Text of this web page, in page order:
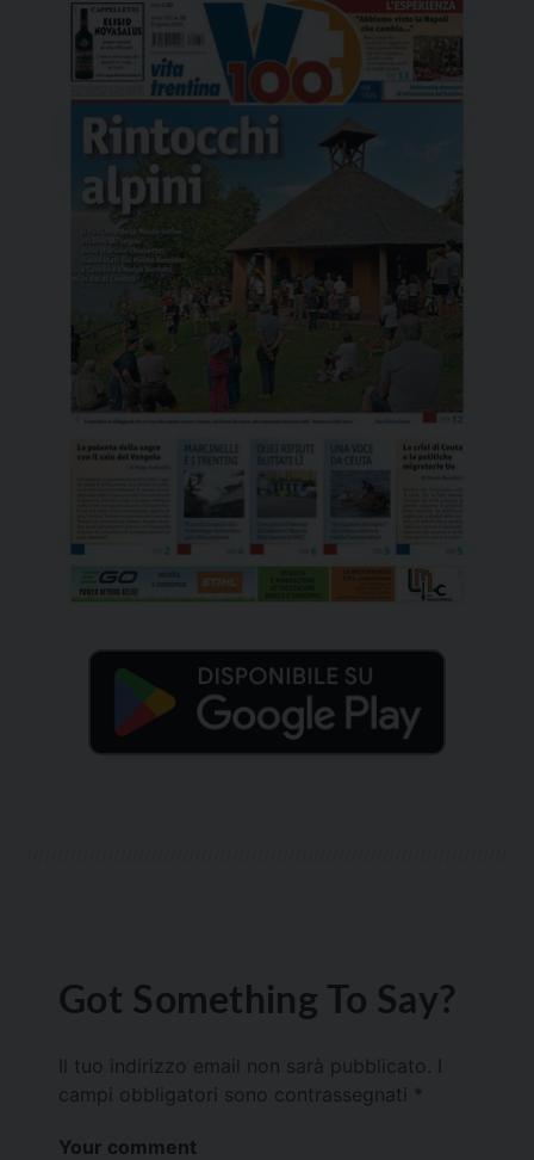
Got Something To Say?
Il tuo indirizzo email non sarà pubblicato.
campi obbligatori sono contrassegnati *
Your comment